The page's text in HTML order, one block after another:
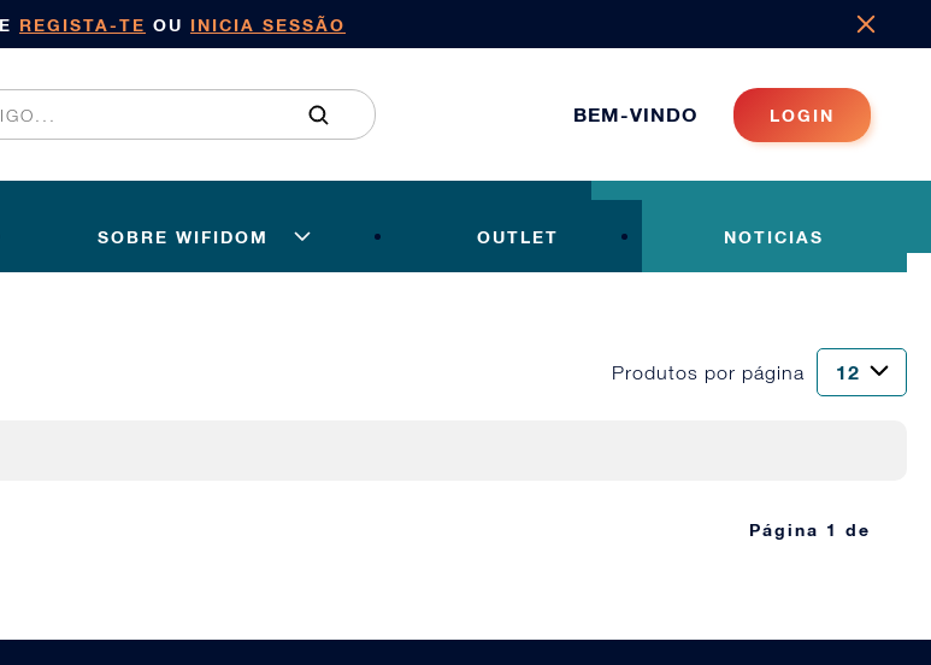
REGISTA-TE OU INICIA SESSÃO
BEM-VINDO LOGIN
SOBRE WIFIDOM OUTLET NOTICIAS
Produtos por página
Página 1 de